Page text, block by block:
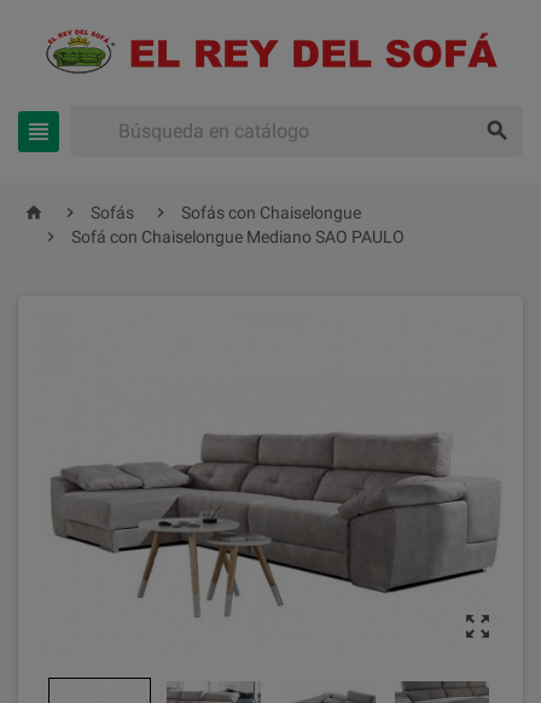
 
  Sofás 
Sofás con Chaiselongue

Sofá con Chaiselongue Mediano SAO PAULO
